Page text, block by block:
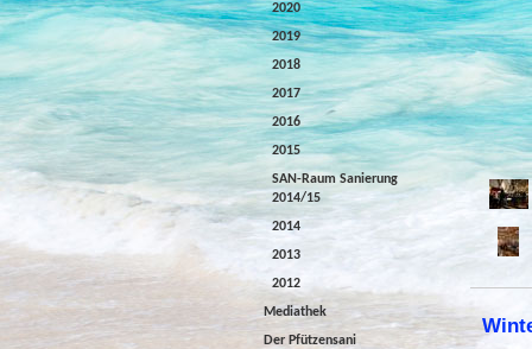
2020
2019
2018
2017
2016
2015
SAN-Raum Sanierung
2014/15
2014
2013
2012
Mediathek
Der Pfützensani